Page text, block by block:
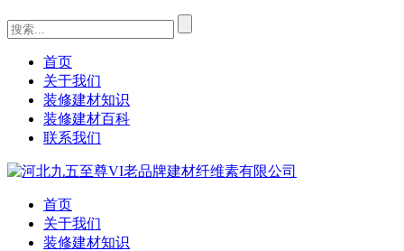
首页
关于我们
装修建材知识
装修建材百科
联系我们
首页
关于我们
装修建材知识